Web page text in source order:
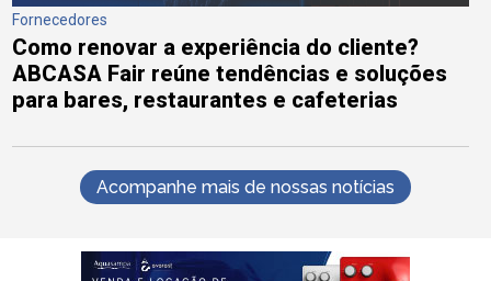
Fornecedores
Como renovar a experiência do cliente?
ABCASA Fair reúne tendências e soluções
para bares, restaurantes e cafeterias
Acompanhe mais de nossas notícias